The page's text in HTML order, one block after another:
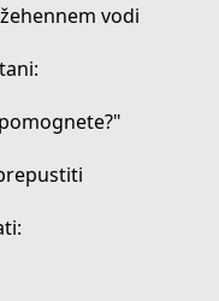
vodi